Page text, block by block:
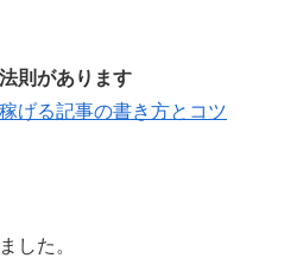
則があります
げる記事の書き方とコツ
した。